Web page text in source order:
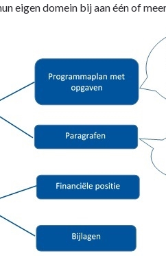
eigen domein bij aan één of